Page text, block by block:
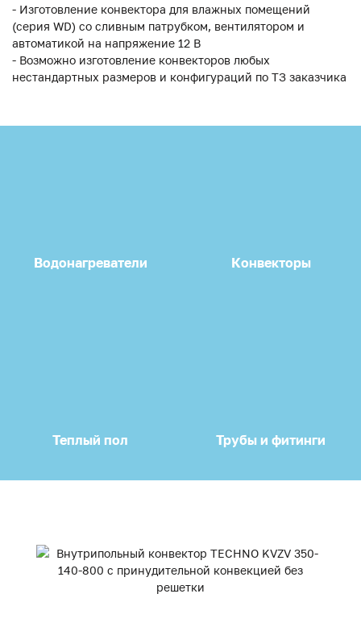
- Изготовление конвектора для влажных помещений
(серия WD) со сливным патрубком, вентилятором и
автоматикой на напряжение 12 В
- Возможно изготовление конвекторов любых
нестандартных размеров и конфигураций по ТЗ заказчика
Водонагреватели Конвекторы
Теплый пол Трубы и фитинги